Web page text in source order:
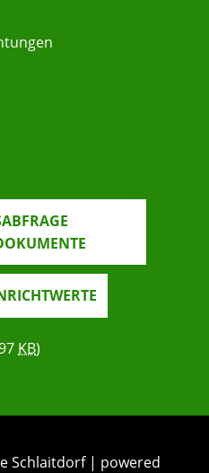
KB)
Schlaitdorf | powered